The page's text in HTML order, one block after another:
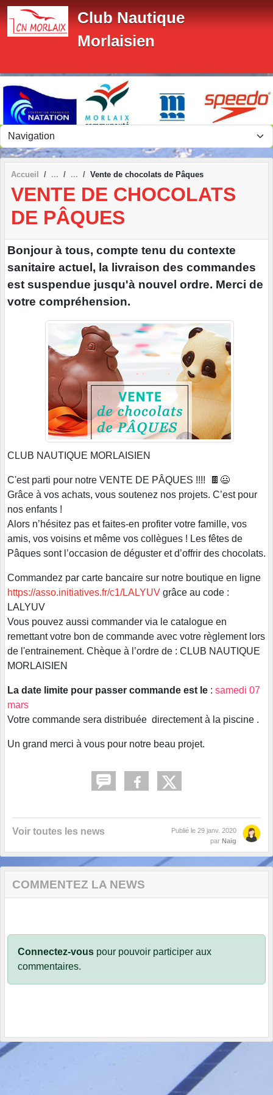
Club Nautique
Morlaisien
Accueil Vente de chocolats de Pâques
VENTE DE CHOCOLATS
DE PÂQUES
Bonjour à tous, compte tenu du contexte
sanitaire actuel, la livraison des commandes
est suspendue jusqu'à nouvel ordre. Merci de
votre compréhension.
CLUB NAUTIQUE MORLAISIEN
C'est parti pour notre VENTE DE PÂQUES !!!! 🍫😃
Grâce à vos achats, vous soutenez nos projets. C’est pour
nos enfants !
Alors n’hésitez pas et faites-en profiter votre famille, vos
amis, vos voisins et même vos collègues ! Les fêtes de
Pâques sont l’occasion de déguster et d’offrir des chocolats.
Commandez par carte bancaire sur notre boutique en ligne
https://asso.initiatives.fr/c1/LALYUV grâce au code :
LALYUV
Vous pouvez aussi commander via le catalogue en
remettant votre bon de commande avec votre règlement lors
de l'entrainement. Chèque à l’ordre de : CLUB NAUTIQUE
MORLAISIEN
La date limite pour passer commande est le : samedi 07
mars
Votre commande sera distribuée directement à la piscine .
Un grand merci à vous pour notre beau projet.
Voir toutes les news Publié le 29 janv. 2020
par Naig
COMMENTEZ LA NEWS
Connectez-vous pour pouvoir participer aux
commentaires.
Panneau de gestion des cookies